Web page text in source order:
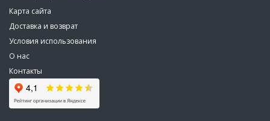
Карта сайта
Доставка и возврат
Условия использования
О нас
Контакты